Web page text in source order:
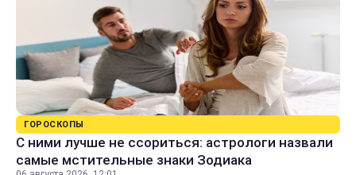
ГОРОСКОПЫ
С ними лучше не ссориться: астрологи назвали
самые мстительные знаки Зодиака